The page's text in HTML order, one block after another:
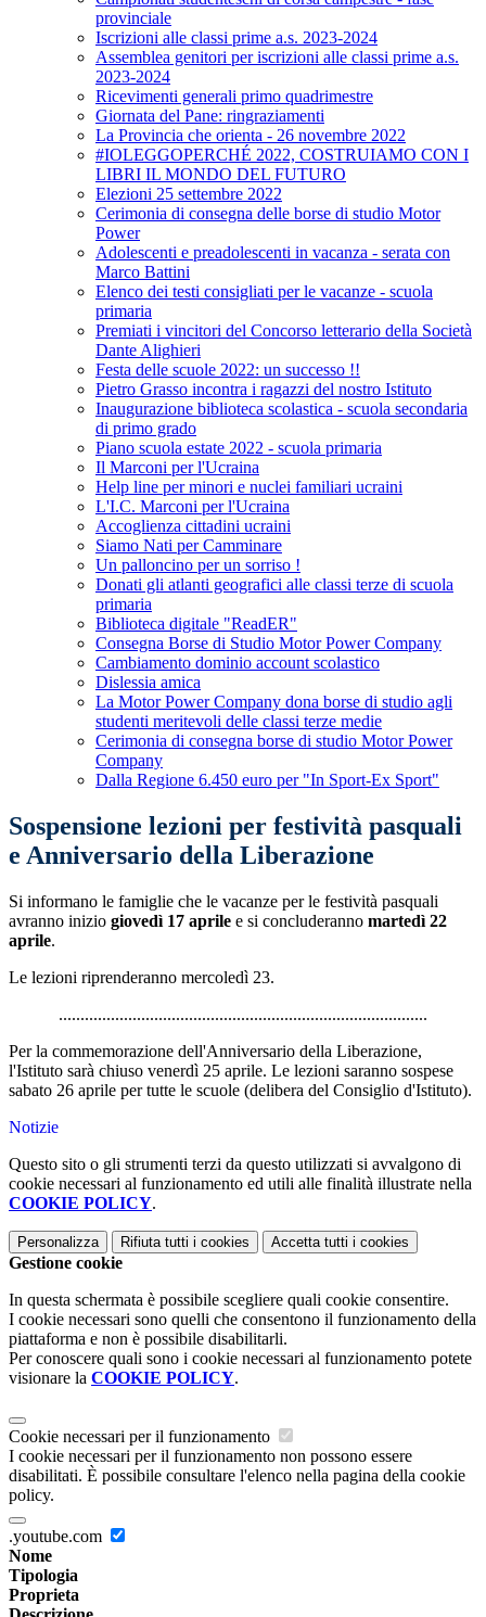
provinciale
Iscrizioni alle classi prime a.s. 2023-2024
Assemblea genitori per iscrizioni alle classi prime a.s.
2023-2024
Ricevimenti generali primo quadrimestre
Giornata del Pane: ringraziamenti
La Provincia che orienta - 26 novembre 2022
#IOLEGGOPERCHÉ 2022, COSTRUIAMO CON I
LIBRI IL MONDO DEL FUTURO
Elezioni 25 settembre 2022
Cerimonia di consegna delle borse di studio Motor
Power
Adolescenti e preadolescenti in vacanza - serata con
Marco Battini
Elenco dei testi consigliati per le vacanze - scuola
primaria
Premiati i vincitori del Concorso letterario della Società
Dante Alighieri
Festa delle scuole 2022: un successo !!
Pietro Grasso incontra i ragazzi del nostro Istituto
Inaugurazione biblioteca scolastica - scuola secondaria
di primo grado
Piano scuola estate 2022 - scuola primaria
Il Marconi per l'Ucraina
Help line per minori e nuclei familiari ucraini
L'I.C. Marconi per l'Ucraina
Accoglienza cittadini ucraini
Siamo Nati per Camminare
Un palloncino per un sorriso !
Donati gli atlanti geografici alle classi terze di scuola
primaria
Biblioteca digitale "ReadER"
Consegna Borse di Studio Motor Power Company
Cambiamento dominio account scolastico
Dislessia amica
La Motor Power Company dona borse di studio agli
studenti meritevoli delle classi terze medie
Cerimonia di consegna borse di studio Motor Power
Company
Dalla Regione 6.450 euro per "In Sport-Ex Sport"
Sospensione lezioni per festività pasquali
e Anniversario della Liberazione
Si informano le famiglie che le vacanze per le festività pasquali
avranno inizio giovedì 17 aprile e si concluderanno martedì 22
aprile.
Le lezioni riprenderanno mercoledì 23.
.....................................................................................
Per la commemorazione dell'Anniversario della Liberazione,
l'Istituto sarà chiuso venerdì 25 aprile. Le lezioni saranno sospese
sabato 26 aprile per tutte le scuole (delibera del Consiglio d'Istituto).
Notizie
Questo sito o gli strumenti terzi da questo utilizzati si avvalgono di
cookie necessari al funzionamento ed utili alle finalità illustrate nella
COOKIE POLICY.
Personalizza Rifiuta tutti i cookies Accetta tutti i cookies
Gestione cookie
In questa schermata è possibile scegliere quali cookie consentire.
I cookie necessari sono quelli che consentono il funzionamento della
piattaforma e non è possibile disabilitarli.
Per conoscere quali sono i cookie necessari al funzionamento potete
visionare la COOKIE POLICY.
Cookie necessari per il funzionamento
I cookie necessari per il funzionamento non possono essere
disabilitati. È possibile consultare l'elenco nella pagina della cookie
policy.
.youtube.com
Nome
Tipologia
Proprieta